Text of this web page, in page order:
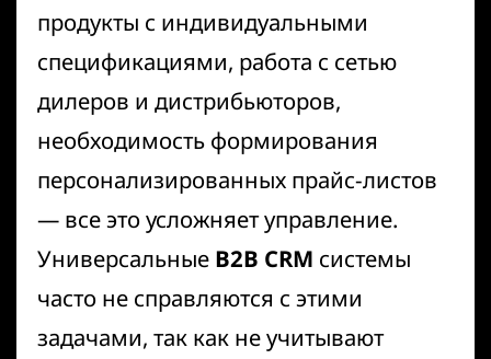
продукты с индивидуальными
спецификациями, работа с сетью
дилеров и дистрибьюторов,
необходимость формирования
персонализированных прайс-листов
— все это усложняет управление.
Универсальные B2B CRM системы
часто не справляются с этими
задачами, так как не учитывают